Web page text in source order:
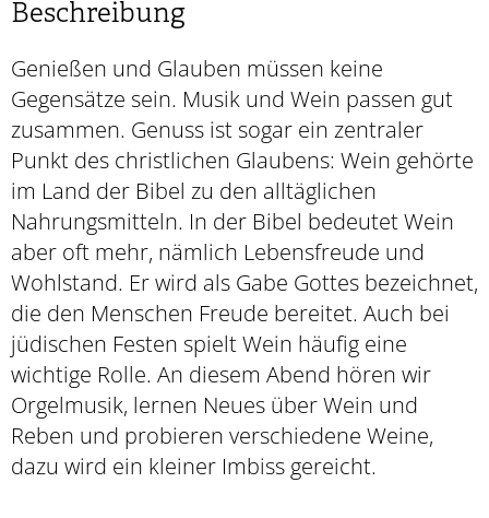
Beschreibung
Genießen und Glauben müssen keine
Gegensätze sein. Musik und Wein passen gut
zusammen. Genuss ist sogar ein zentraler
Punkt des christlichen Glaubens: Wein gehörte
im Land der Bibel zu den alltäglichen
Nahrungsmitteln. In der Bibel bedeutet Wein
aber oft mehr, nämlich Lebensfreude und
Wohlstand. Er wird als Gabe Gottes bezeichnet,
die den Menschen Freude bereitet. Auch bei
jüdischen Festen spielt Wein häufig eine
wichtige Rolle. An diesem Abend hören wir
Orgelmusik, lernen Neues über Wein und
Reben und probieren verschiedene Weine,
dazu wird ein kleiner Imbiss gereicht.